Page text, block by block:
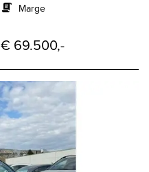
Marge
€ 69.500,-